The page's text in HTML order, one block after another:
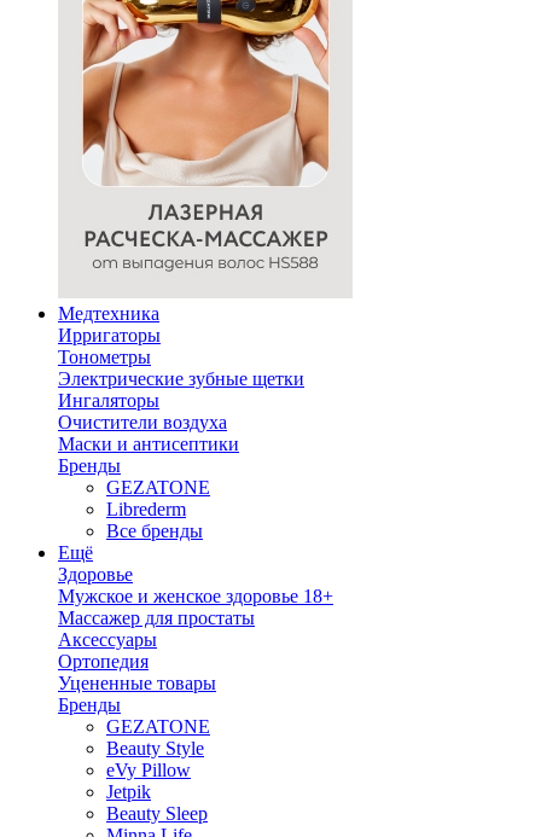
Медтехника
Ирригаторы
Тонометры
Электрические зубные щетки
Ингаляторы
Очистители воздуха
Маски и антисептики
Бренды
GEZATONE
Librederm
Все бренды
Ещё
Здоровье
Мужское и женское здоровье 18+
Массажер для простаты
Аксессуары
Ортопедия
Уцененные товары
Бренды
GEZATONE
Beauty Style
eVy Pillow
Jetpik
Beauty Sleep